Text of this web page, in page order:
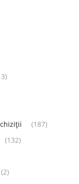
(187)
(132)
(2)